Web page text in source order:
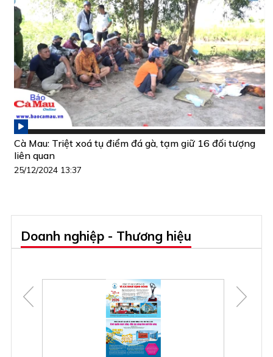
Cà Mau: Triệt xoá tụ điểm đá gà, tạm giữ 16 đối tượng
liên quan
25/12/2024 13:37
Doanh nghiệp - Thương hiệu